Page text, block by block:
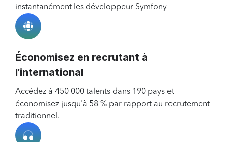
instantanément les développeur Symfony
Économisez en recrutant à
l’international
Accédez à 450 000 talents dans 190 pays et
économisez jusqu'à 58 % par rapport au recrutement
traditionnel.